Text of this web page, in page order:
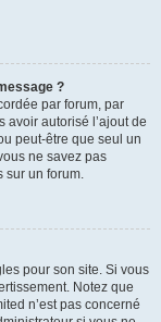
?
par forum, par
avoir autorisé l’ajout de
peut-être que seul un
ne savez pas
sur un forum.
pour son site. Si vous
Notez que
n’est pas concerné